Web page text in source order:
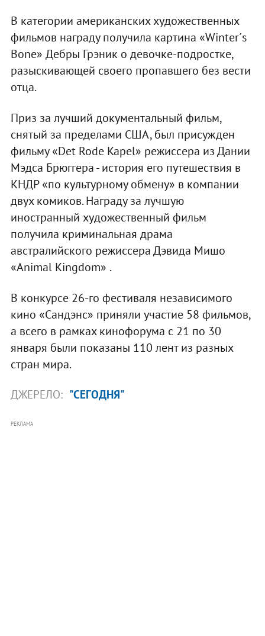
В категории американских художественных
фильмов награду получила картина «Winter´s
Bone» Дебры Грэник о девочке-подростке,
разыскивающей своего пропавшего без вести
отца.
Приз за лучший документальный фильм,
снятый за пределами США, был присужден
фильму «Det Rode Kapel» режиссера из Дании
Мэдса Брюггера - история его путешествия в
КНДР «по культурному обмену» в компании
двух комиков. Награду за лучшую
иностранный художественный фильм
получила криминальная драма
австралийского режиссера Дэвида Мишо
«Animal Kingdom» .
В конкурсе 26-го фестиваля независимого
кино «Сандэнс» приняли участие 58 фильмов,
а всего в рамках кинофорума с 21 по 30
января были показаны 110 лент из разных
стран мира.
ДЖЕРЕЛО: "СЕГОДНЯ"
РЕКЛАМА